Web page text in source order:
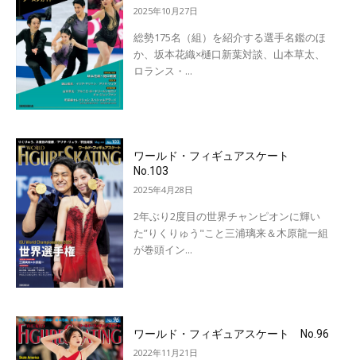
2025年10月27日
総勢175名（組）を紹介する選手名鑑のほ
か、坂本花織×樋口新葉対談、山本草太、
ロランス・...
ワールド・フィギュアスケート
No.103
2025年4月28日
2年ぶり2度目の世界チャンピオンに輝い
た”りくりゅう"こと三浦璃来＆木原龍一組
が巻頭イン...
ワールド・フィギュアスケート No.96
2022年11月21日